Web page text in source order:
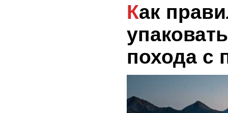
Как правильно
похода с